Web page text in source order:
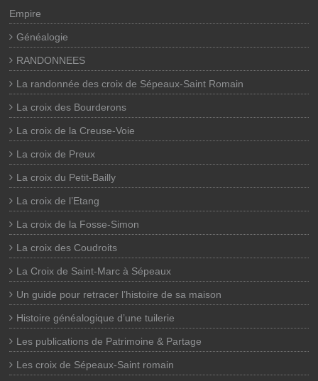
Empire
Généalogie
RANDONNEES
La randonnée des croix de Sépeaux-Saint Romain
La croix des Bourderons
La croix de la Creuse-Voie
La croix de Preux
La croix du Petit-Bailly
La croix de l’Etang
La croix de la Fosse-Simon
La croix des Coudroits
La Croix de Saint-Marc à Sépeaux
Un guide pour retracer l’histoire de sa maison
Histoire généalogique d’une tuilerie
Les publications de Patrimoine & Partage
Les croix de Sépeaux-Saint romain